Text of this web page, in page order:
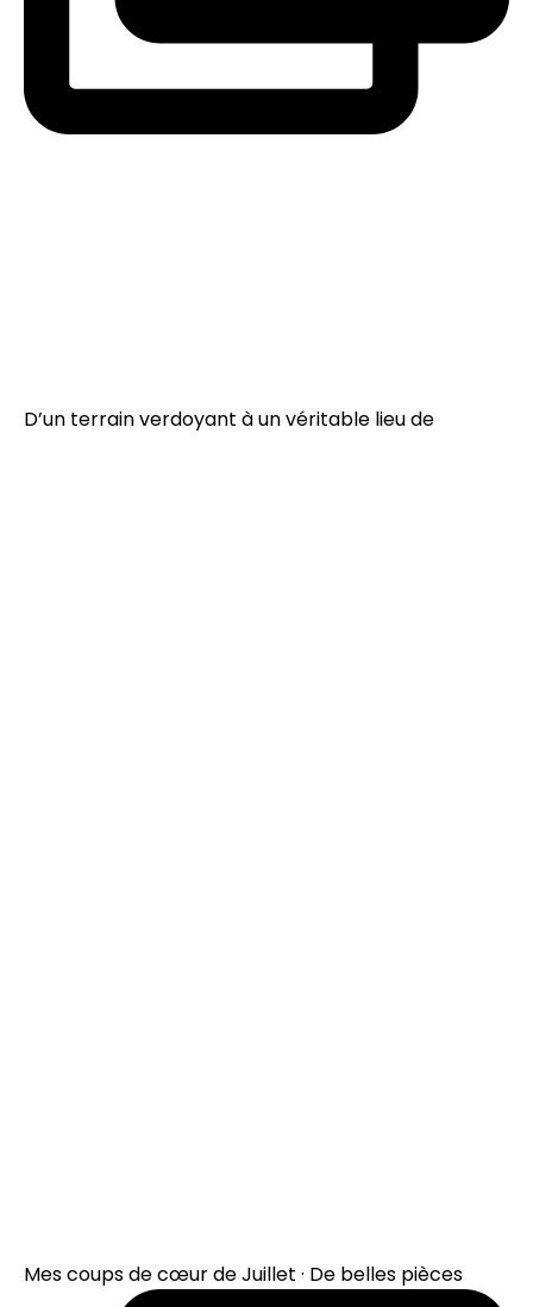
D’un terrain verdoyant à un véritable lieu de
Mes coups de cœur de Juillet · De belles pièces